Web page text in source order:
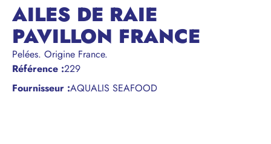
AILES DE RAIE
PAVILLON FRANCE
Pelées. Origine France.
Référence :229
Fournisseur :AQUALIS SEAFOOD